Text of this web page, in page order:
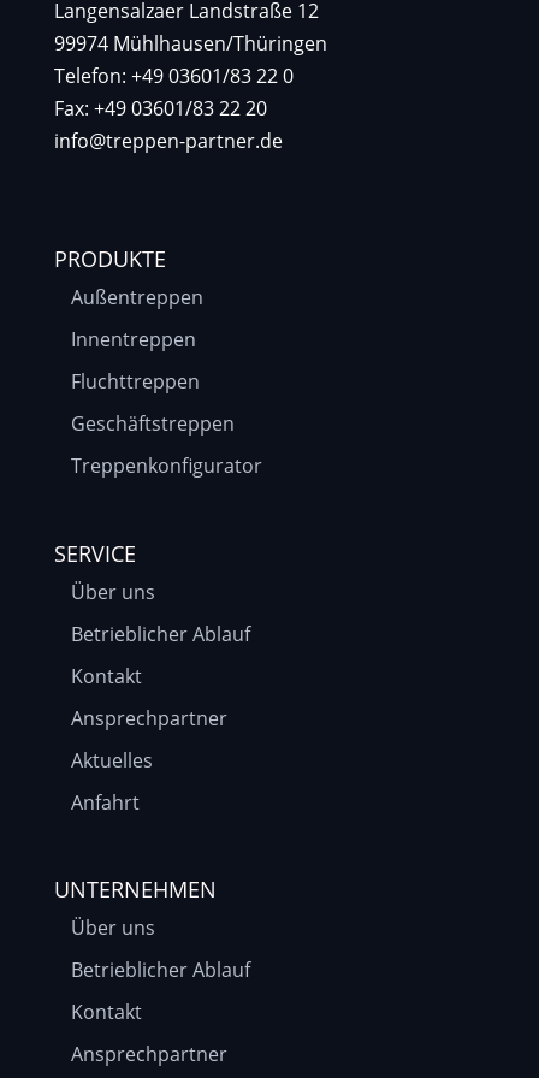
Langensalzaer Landstraße 12
99974 Mühlhausen/Thüringen
Telefon: +49 03601/83 22 0
Fax: +49 03601/83 22 20
info@treppen-partner.de
PRODUKTE
Außentreppen
Innentreppen
Fluchttreppen
Geschäftstreppen
Treppenkonfigurator
SERVICE
Über uns
Betrieblicher Ablauf
Kontakt
Ansprechpartner
Aktuelles
Anfahrt
UNTERNEHMEN
Über uns
Betrieblicher Ablauf
Kontakt
Ansprechpartner